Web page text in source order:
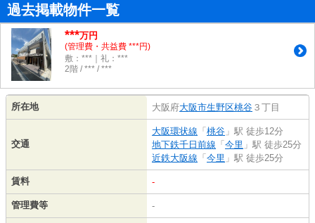
過去掲載物件一覧
***万円
(管理費・共益費 ***円)
敷：***｜礼：***
2階 / *** / ***
所在地 大阪府大阪市生野区桃谷 ３丁目
交通
大阪環状線 「 桃谷 」駅 徒歩12分
地下鉄千日前線 「 今里 」駅 徒歩25分
近鉄大阪線 「 今里 」駅 徒歩25分
賃料 -
管理費等 -